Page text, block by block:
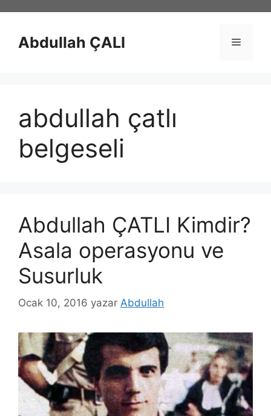
Abdullah ÇALI Menü
abdullah çatlı
belgeseli
Abdullah ÇATLI Kimdir?
Asala operasyonu ve
Susurluk
Ocak 10, 2016 yazar Abdullah